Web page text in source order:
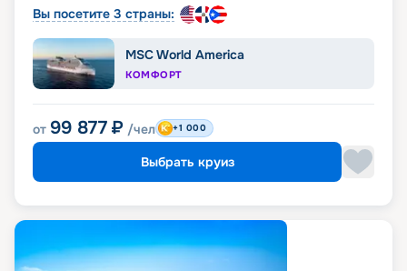
Вы посетите 3 страны:
MSC World America
КОМФОРТ
от 99 877 ₽ /чел +1 000
Выбрать круиз